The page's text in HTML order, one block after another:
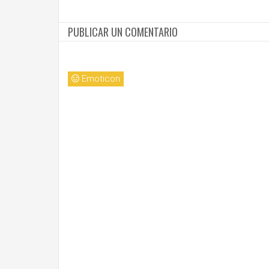
PUBLICAR UN COMENTARIO
Emoticon